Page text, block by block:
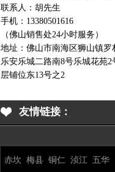
联系人：胡先生
手机：13380501616
（佛山销售处24小时服务）
地址： 佛山市南海区狮山镇罗
乐安乐城二路南8号乐城花苑2
层铺位东13号之2
友情链接：
赤坎 梅县 铜仁 浈江 五华